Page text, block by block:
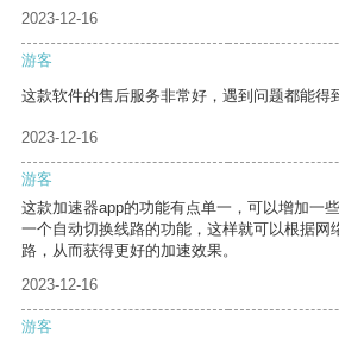
2023-12-16
游客
这款软件的售后服务非常好，遇到问题都能得
2023-12-16
游客
这款加速器app的功能有点单一，可以增加一
一个自动切换线路的功能，这样就可以根据网
路，从而获得更好的加速效果。
2023-12-16
游客